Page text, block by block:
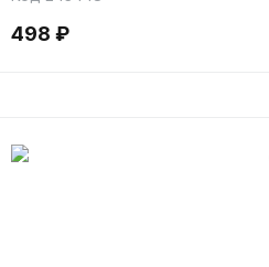
498 ₽